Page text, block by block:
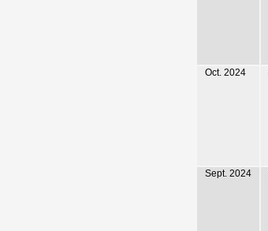
Oct. 2024
Sept. 2024